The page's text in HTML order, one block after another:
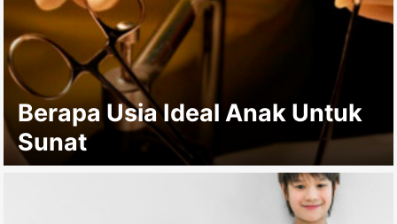
Berapa Usia Ideal Anak Untuk
Sunat